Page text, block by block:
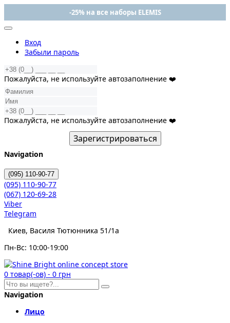
-25% на все наборы ELEMIS
Вход
Забыли пароль
Пожалуйста, не используйте автозаполнение ❤️
Пожалуйста, не используйте автозаполнение ❤️
Зарегистрироваться
Navigation
(095) 110-90-77
(095) 110-90-77
(067) 120-69-28
Viber
Telegram
Киев, Василя Тютюнника 51/1а
Пн-Вс: 10:00-19:00
0 товар(-ов) - 0 грн
Navigation
Лицо